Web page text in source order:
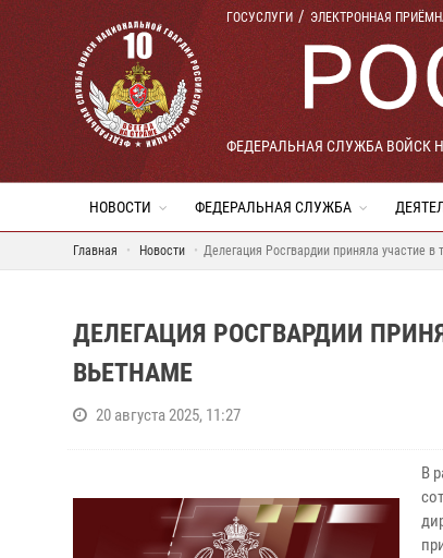
ГОСУСЛУГИ ЭЛЕКТРОННАЯ
ФЕДЕРАЛЬНАЯ СЛУЖБА ВОЙСК
НОВОСТИ ФЕДЕРАЛЬНАЯ СЛУЖБА
Главная Новости Делегация Росгвардии приняла участие
ДЕЛЕГАЦИЯ РОСГВАРДИИ
ВЬЕТНАМЕ
20 августа 2025, 11:27
В